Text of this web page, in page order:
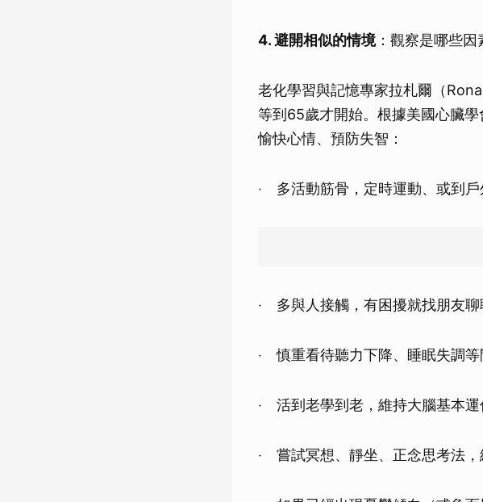
4. 避開相似的情境：觀察是哪些因
老化學習與記憶專家拉札爾（
等到65歲才開始。根據美國心臟
愉快心情、預防失智：
‧ 多活動筋骨，定時運動、或到戶
‧ 多與人接觸，有困擾就找朋友聊
‧ 慎重看待聽力下降、睡眠失調
‧ 活到老學到老，維持大腦基本運
‧ 嘗試冥想、靜坐、正念思考法